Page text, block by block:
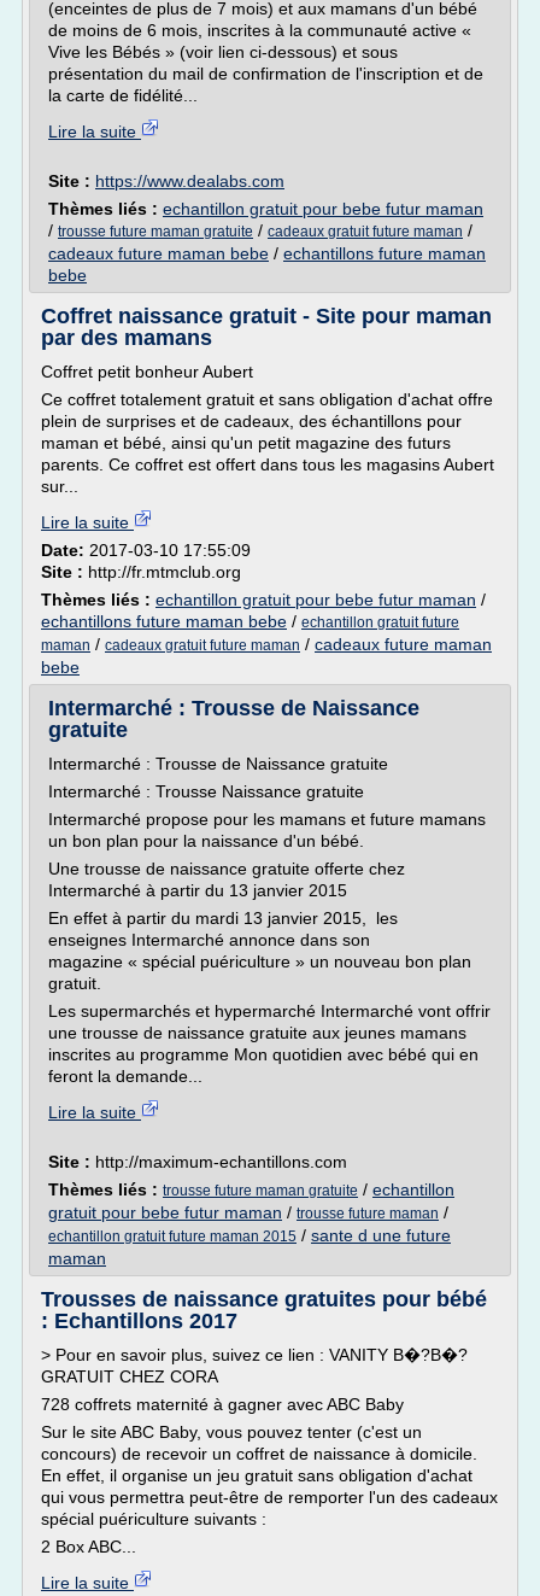
(enceintes de plus de 7 mois) et aux mamans d'un bébé
de moins de 6 mois, inscrites à la communauté active «
Vive les Bébés » (voir lien ci-dessous) et sous
présentation du mail de confirmation de l'inscription et de
la carte de fidélité...
Lire la suite
Site : https://www.dealabs.com
Thèmes liés : echantillon gratuit pour bebe futur maman
/ trousse future maman gratuite / cadeaux gratuit future maman /
cadeaux future maman bebe / echantillons future maman
bebe
Coffret naissance gratuit - Site pour maman
par des mamans
Coffret petit bonheur Aubert
Ce coffret totalement gratuit et sans obligation d'achat offre
plein de surprises et de cadeaux, des échantillons pour
maman et bébé, ainsi qu'un petit magazine des futurs
parents. Ce coffret est offert dans tous les magasins Aubert
sur...
Lire la suite
Date: 2017-03-10 17:55:09
Site : http://fr.mtmclub.org
Thèmes liés : echantillon gratuit pour bebe futur maman /
echantillons future maman bebe / echantillon gratuit future
maman / cadeaux gratuit future maman / cadeaux future maman
bebe
Intermarché : Trousse de Naissance
gratuite
Intermarché : Trousse de Naissance gratuite
Intermarché : Trousse Naissance gratuite
Intermarché propose pour les mamans et future mamans
un bon plan pour la naissance d'un bébé.
Une trousse de naissance gratuite offerte chez
Intermarché à partir du 13 janvier 2015
En effet à partir du mardi 13 janvier 2015, les
enseignes Intermarché annonce dans son
magazine « spécial puériculture » un nouveau bon plan
gratuit.
Les supermarchés et hypermarché Intermarché vont offrir
une trousse de naissance gratuite aux jeunes mamans
inscrites au programme Mon quotidien avec bébé qui en
feront la demande...
Lire la suite
Site : http://maximum-echantillons.com
Thèmes liés : trousse future maman gratuite / echantillon
gratuit pour bebe futur maman / trousse future maman /
echantillon gratuit future maman 2015 / sante d une future
maman
Trousses de naissance gratuites pour bébé
: Echantillons 2017
> Pour en savoir plus, suivez ce lien : VANITY B�?B�?
GRATUIT CHEZ CORA
728 coffrets maternité à gagner avec ABC Baby
Sur le site ABC Baby, vous pouvez tenter (c'est un
concours) de recevoir un coffret de naissance à domicile.
En effet, il organise un jeu gratuit sans obligation d'achat
qui vous permettra peut-être de remporter l'un des cadeaux
spécial puériculture suivants :
2 Box ABC...
Lire la suite